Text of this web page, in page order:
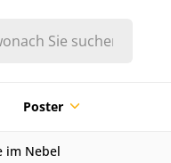
Poster
im Nebel